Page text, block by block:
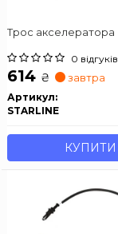
Трос акселератора
0 відгуків
614 ₴ завтра
Артикул:
STARLINE
КУПИТИ